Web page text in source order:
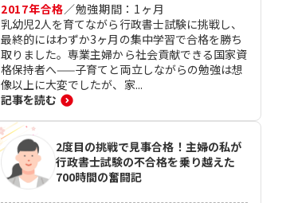
2017年合格／勉強期間： 1 ヶ月
乳幼児2人を育てながら行政書士試験に挑戦し、
最終的にはわずか3ヶ月の集中学習で合格を勝ち
取りました。専業主婦から社会貢献できる国家資
格保持者へ——子育てと両立しながらの勉強は想
像以上に大変でしたが、家...
記事を読む
2度目の挑戦で見事合格！主婦の私が
行政書士試験の不合格を乗り越えた
700時間の奮闘記